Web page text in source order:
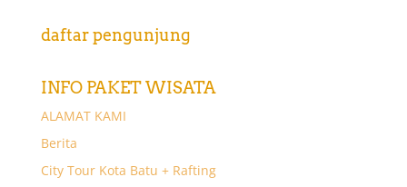
daftar pengunjung
INFO PAKET WISATA
ALAMAT KAMI
Berita
City Tour Kota Batu + Rafting